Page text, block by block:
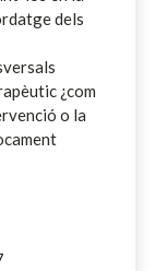
dels
¿com
o la